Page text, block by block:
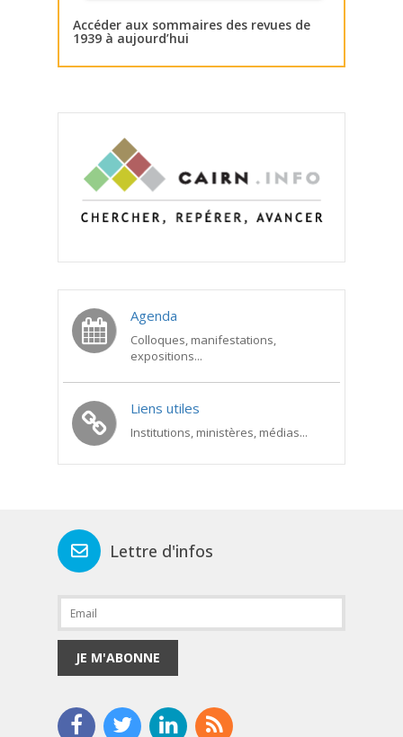
Accéder aux sommaires des revues de
1939 à aujourd’hui
Agenda
Colloques, manifestations,
expositions...
Liens utiles
Institutions, ministères, médias...
Lettre d'infos
JE M'ABONNE